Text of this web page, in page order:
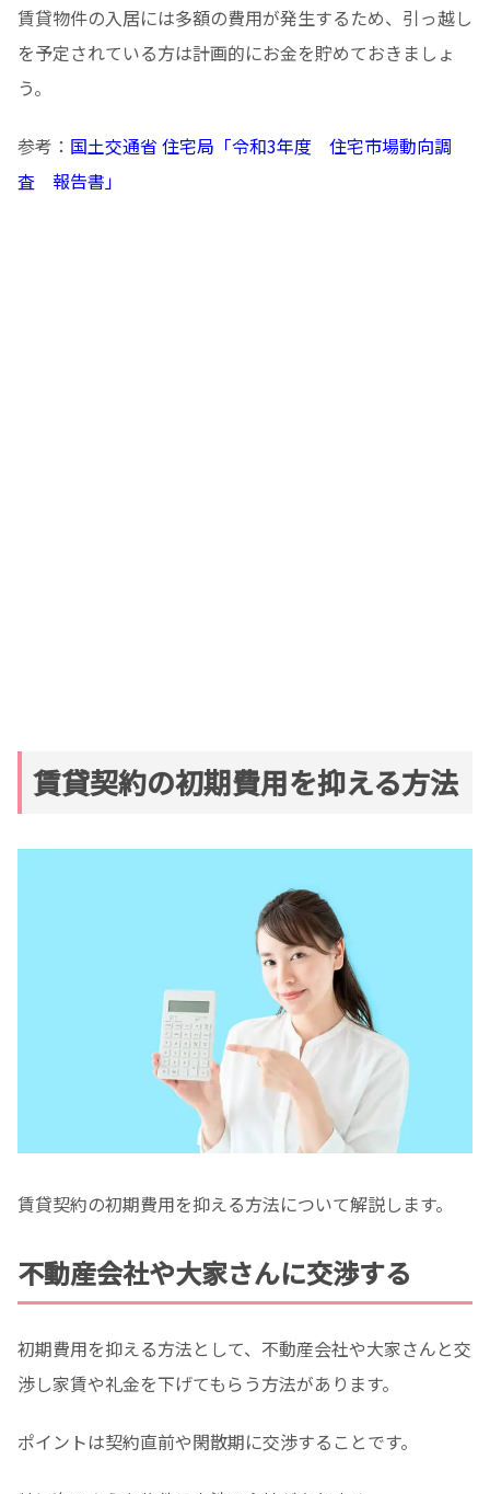
賃貸物件の入居には多額の費用が発生するため、引っ越し
を予定されている方は計画的にお金を貯めておきましょ
う。
参考： 国土交通省 住宅局「令和3年度 住宅市場動向調
査 報告書」
賃貸契約の初期費用を抑える方法
賃貸契約の初期費用を抑える方法について解説します。
不動産会社や大家さんに交渉する
初期費用を抑える方法として、不動産会社や大家さんと交
渉し家賃や礼金を下げてもらう方法があります。
ポイントは契約直前や閑散期に交渉することです。